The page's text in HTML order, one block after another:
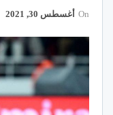
On أغسطس 30, 2021